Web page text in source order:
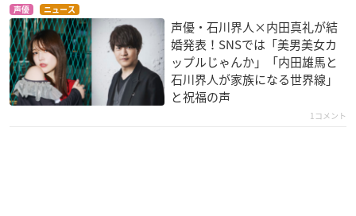
約束のネバーランド
ノーマン
盾の勇者の成り上が
り
メリティ
斉木楠雄のΨ難 完結
声優 ニュース
声優・石川界人×内田真礼が結
婚発表！SNSでは「美男美女カ
ップルじゃんか」「内田雄馬と
石川界人が家族になる世界線」
と祝福の声
1コメント